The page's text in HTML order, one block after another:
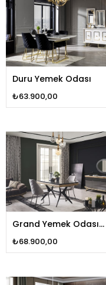
Duru Yemek Odası
₺63.900,00
Grand Yemek Odası
Ahşap
₺68.900,00